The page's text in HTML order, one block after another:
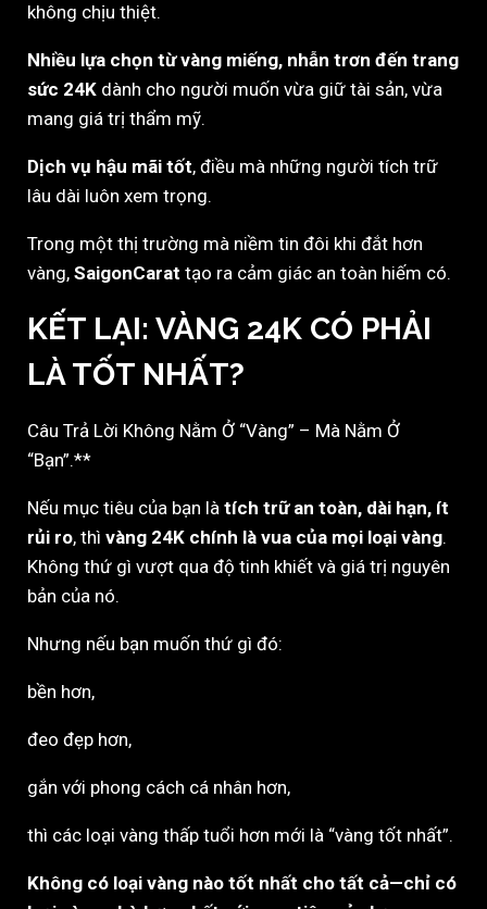
không chịu thiệt.
Nhiều lựa chọn từ vàng miếng, nhẫn trơn đến trang
sức 24K dành cho người muốn vừa giữ tài sản, vừa
mang giá trị thẩm mỹ.
Dịch vụ hậu mãi tốt, điều mà những người tích trữ
lâu dài luôn xem trọng.
Trong một thị trường mà niềm tin đôi khi đắt hơn
vàng, SaigonCarat tạo ra cảm giác an toàn hiếm có.
KẾT LẠI: VÀNG 24K CÓ PHẢI
LÀ TỐT NHẤT?
Câu Trả Lời Không Nằm Ở “Vàng” – Mà Nằm Ở
“Bạn”.**
Nếu mục tiêu của bạn là tích trữ an toàn, dài hạn, ít
rủi ro, thì vàng 24K chính là vua của mọi loại vàng.
Không thứ gì vượt qua độ tinh khiết và giá trị nguyên
bản của nó.
Nhưng nếu bạn muốn thứ gì đó:
bền hơn,
đeo đẹp hơn,
gắn với phong cách cá nhân hơn,
thì các loại vàng thấp tuổi hơn mới là “vàng tốt nhất”.
Không có loại vàng nào tốt nhất cho tất cả—chỉ có